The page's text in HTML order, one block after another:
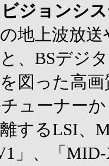
ジョンシ
地上波放
、BSデジ
図った高
ューナー
するLSI、
」、「